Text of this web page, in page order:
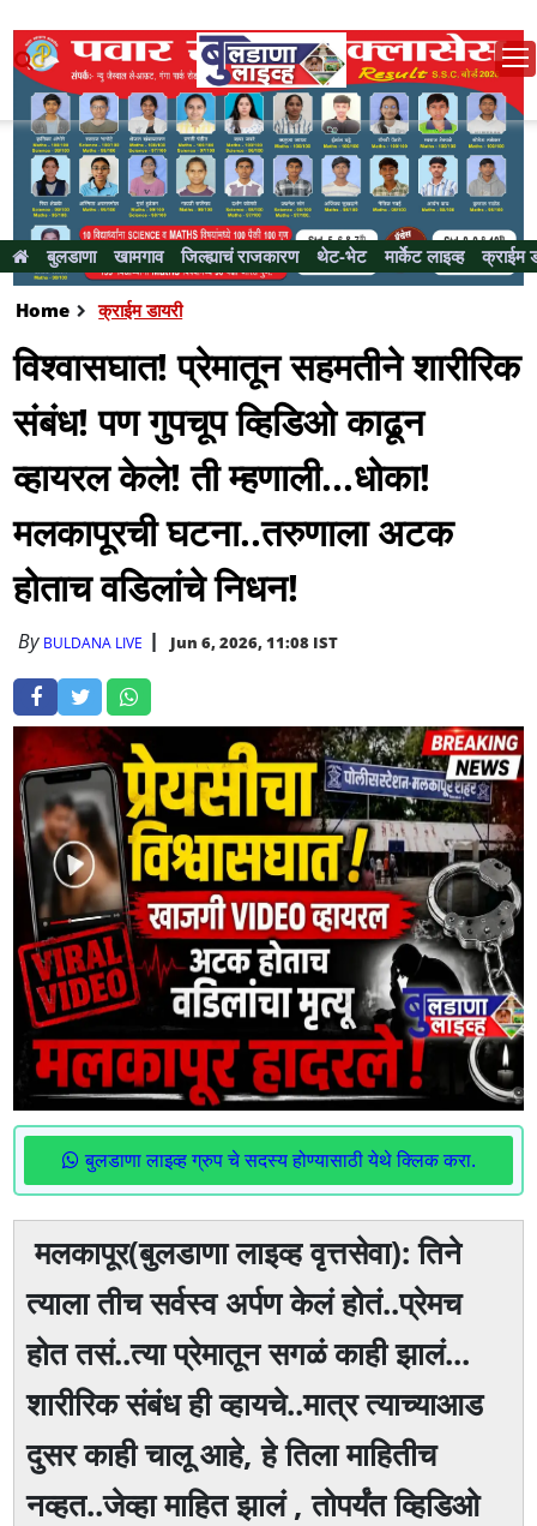
बुलडाणा खामगाव जिल्ह्याचं राजकारण थेट-भेट मार्केट लाइव्ह क्राईम
Home क्राईम डायरी
विश्वासघात! प्रेमातून सहमतीने शारीरिक
संबंध! पण गुपचूप व्हिडिओ काढून
व्हायरल केले! ती म्हणाली...धोका!
मलकापूरची घटना..तरुणाला अटक
होताच वडिलांचे निधन!
By BULDANA LIVE Jun 6, 2026, 11:08 IST
बुलडाणा लाइव्ह ग्रुप चे सदस्य होण्यासाठी येथे क्लिक करा.
मलकापूर(बुलडाणा लाइव्ह वृत्तसेवा): तिने
त्याला तीच सर्वस्व अर्पण केलं होतं..प्रेमच
होत तसं..त्या प्रेमातून सगळं काही झालं...
शारीरिक संबंध ही व्हायचे..मात्र त्याच्याआड
दुसर काही चालू आहे, हे तिला माहितीच
नव्हत..जेव्हा माहित झालं , तोपर्यंत व्हिडिओ